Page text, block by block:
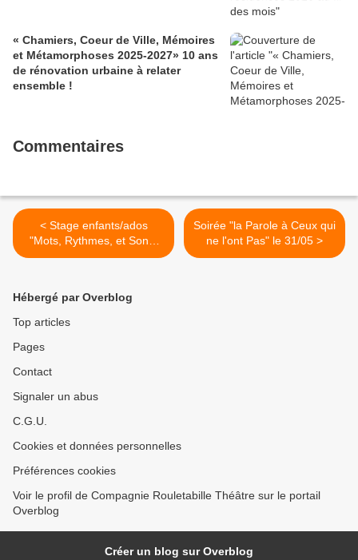
« Chamiers, Coeur de Ville, Mémoires
et Métamorphoses 2025-2027» 10 ans
de rénovation urbaine à relater
ensemble !
Commentaires
< Stage enfants/ados
"Mots, Rythmes, et Sons"
du 15 au 18/04
Soirée "la Parole à Ceux qui
ne l'ont Pas" le 31/05 >
Hébergé par Overblog
Top articles
Pages
Contact
Signaler un abus
C.G.U.
Cookies et données personnelles
Préférences cookies
Voir le profil de Compagnie Rouletabille Théâtre sur le portail
Overblog
Créer un blog sur Overblog